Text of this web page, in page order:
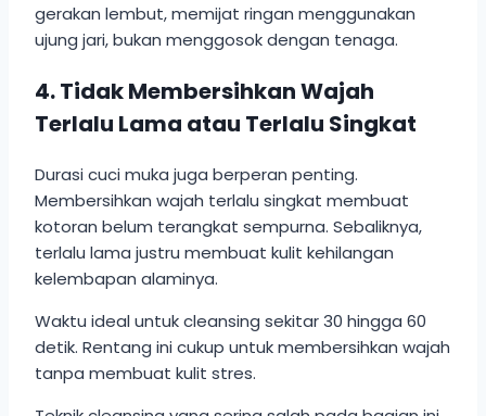
gerakan lembut, memijat ringan menggunakan
ujung jari, bukan menggosok dengan tenaga.
4. Tidak Membersihkan Wajah
Terlalu Lama atau Terlalu Singkat
Durasi cuci muka juga berperan penting.
Membersihkan wajah terlalu singkat membuat
kotoran belum terangkat sempurna. Sebaliknya,
terlalu lama justru membuat kulit kehilangan
kelembapan alaminya.
Waktu ideal untuk cleansing sekitar 30 hingga 60
detik. Rentang ini cukup untuk membersihkan wajah
tanpa membuat kulit stres.